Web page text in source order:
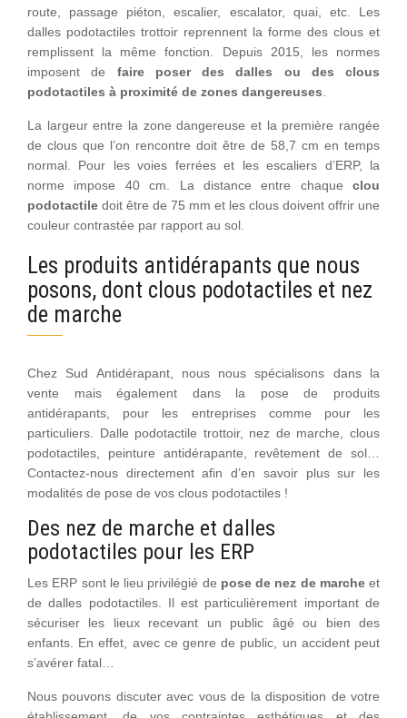
route, passage piéton, escalier, escalator, quai, etc. Les
dalles podotactiles trottoir reprennent la forme des clous et
remplissent la même fonction. Depuis 2015, les normes
imposent de faire poser des dalles ou des clous
podotactiles à proximité de zones dangereuses
La largeur entre la zone dangereuse et la première rangée
de clous que l’on rencontre doit être de 58,7 cm en temps
normal. Pour les voies ferrées et les escaliers d’ERP, la
norme impose 40 cm. La distance entre chaque clou
podotactile doit être de 75 mm et les clous doivent offrir une
couleur contrastée par rapport au sol.
Les produits antidérapants que nous
posons, dont clous podotactiles et nez
de marche
Chez Sud Antidérapant, nous nous spécialisons dans la
vente mais également dans la pose de produits
antidérapants , pour les entreprises comme pour les
particuliers. Dalle podotactile trottoir, nez de marche, clous
podotactiles, peinture antidérapante, revêtement de sol…
Contactez-nous directement afin d’en savoir plus sur les
modalités de pose de vos clous podotactiles !
Des nez de marche et dalles
podotactiles pour les ERP
Les ERP sont le lieu privilégié de pose de nez de marcheet
de dalles podotactiles. Il est particulièrement important de
sécuriser les lieux recevant un public âgé ou bien des
enfants. En effet, avec ce genre de public, un accident peut
s’avérer fatal…
Nous pouvons discuter avec vous de la disposition de votre